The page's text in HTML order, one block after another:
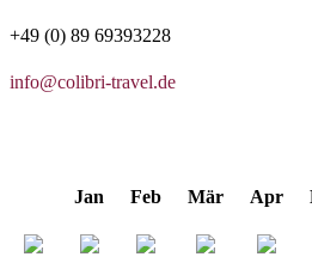
+49 (0) 89 69393228
info@colibri-travel.de
Jan Feb Mär Apr